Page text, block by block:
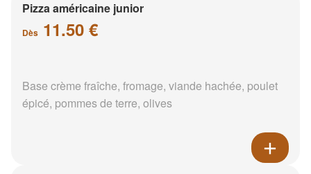
Pizza américaine junior
Dès 11.50 €
Base crème fraîche, fromage, viande hachée, poulet
épicé, pommes de terre, olives